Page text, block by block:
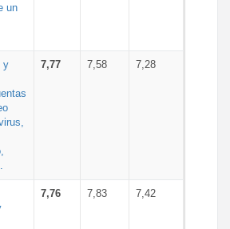
un
y
7,77 7,58 7,28
7,76 7,83 7,42